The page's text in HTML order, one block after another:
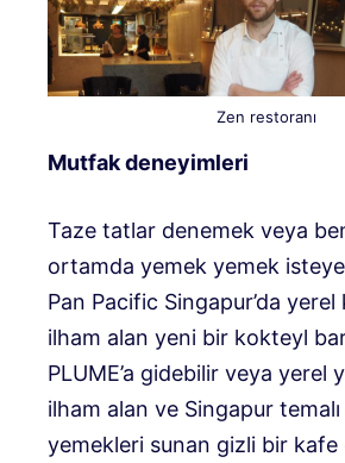
Zen restoranı
Mutfak deneyimleri
Taze tatlar denemek veya
ortamda yemek yemek
Pan Pacific Singapur’da yerel
ilham alan yeni bir kokteyl
PLUME’a gidebilir veya yerel
ilham alan ve Singapur
yemekleri sunan gizli bir kafe